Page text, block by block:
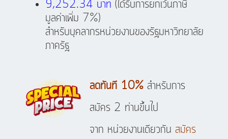
9,252.34 บาท (ได้รับการยกเว้นภาษี
มูลค่าเพิ่ม 7%)
สำหรับบุคลากรหน่วยงานของรัฐมหาวิทยาลัย
ภาครัฐ
ลดทันที 10%สำหรับการ
สมัคร 2 ท่านขึ้นไป
จาก หน่วยงานเดียวกัน สมัคร